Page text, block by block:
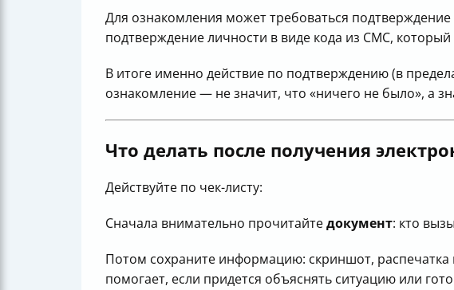
Для ознакомления может требоваться
подтверждение личности в виде кода из СМС,
В итоге именно действие по подтверждению (в
ознакомление — не значит, что «ничего не было», а
Что делать после получения
Действуйте по чек-листу:
Сначала внимательно прочитайтедокумент: кто
Потом сохраните информацию: скриншот, распечатка
помогает, если придется объяснять ситуацию или